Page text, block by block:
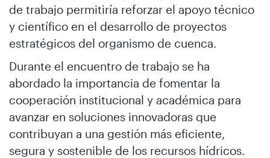
de trabajo permitiría reforzar el apoyo técnico
y científico en el desarrollo de proyectos
estratégicos del organismo de cuenca.
Durante el encuentro de trabajo se ha
abordado la importancia de fomentar la
cooperación institucional y académica para
avanzar en soluciones innovadoras que
contribuyan a una gestión más eficiente,
segura y sostenible de los recursos hídricos.